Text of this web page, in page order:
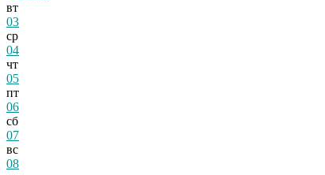
вт
03
ср
04
чт
05
пт
06
сб
07
вс
08